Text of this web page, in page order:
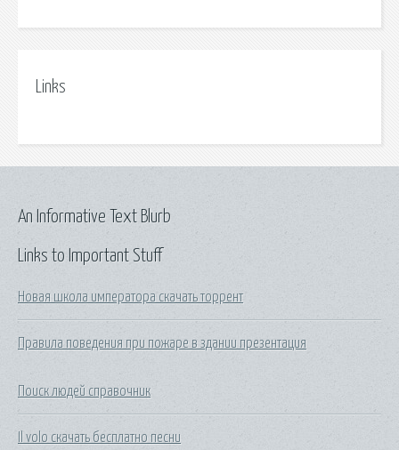
Links
Links to Important Stuff
Новая школа императора скачать торрент
Правила поведения при пожаре в здании презентация
Поиск людей справочник
Il volo скачать бесплатно песни
An Informative Text Blurb